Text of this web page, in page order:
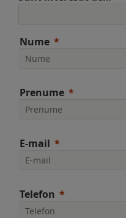
Nume
Prenume
E-mail
Telefon